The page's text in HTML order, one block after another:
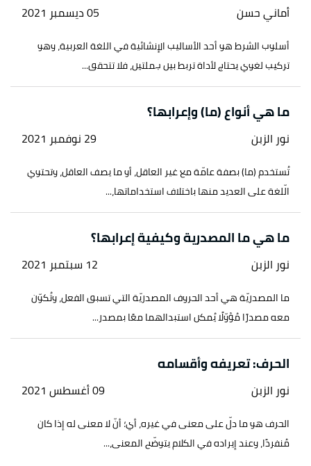
أماني حسن 05 ديسمبر 2021
أسلوب الشرط هو أحد الأساليب الإنشائية في اللغة العربية، وهو
تركيب لغوي يحتاج لأداة تربط بين جملتين، فلا تتحقق...
ما هي أنواع (ما) وإعرابها؟
نور الزبن 29 نوفمبر 2021
تُستخدم (ما) بصفة عامّة مع غير العاقل، أو ما يصف العاقل، وتحتوي
الّلغة على العديد منها باختلاف استخداماتها،...
ما هي ما المصدرية وكيفية إعرابها؟
نور الزبن 12 سبتمبر 2021
ما المصدريّة هي أحد الحروف المصدريّة التي تسبق الفعل، وتُكوّن
معه مصدرًا مُؤوّلًا يُمكن استبدالهما معًا بمصدر...
الحرف: تعريفه وأقسامه
نور الزبن 09 أغسطس 2021
الحرف هو ما دلّ على معنى في غيره، أي؛ أنّ لا معنى له إذا كان
مُنفردًا، وعند إيراده في الكلام يتوضّح المعنى،...